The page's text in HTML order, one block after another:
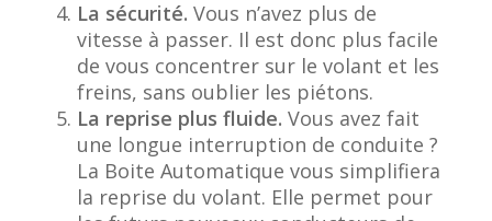
La sécurité. Vous n’avez plus de
vitesse à passer. Il est donc plus facile
de vous concentrer sur le volant et les
freins, sans oublier les piétons.
La reprise plus fluide. Vous avez fait
une longue interruption de conduite ?
La Boite Automatique vous simplifiera
la reprise du volant. Elle permet pour